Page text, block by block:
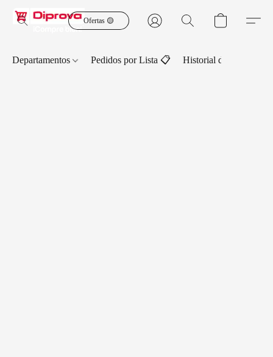
Ofertas 🟡
Departamentos Pedidos por Lista 📋 Historial de Pedidos